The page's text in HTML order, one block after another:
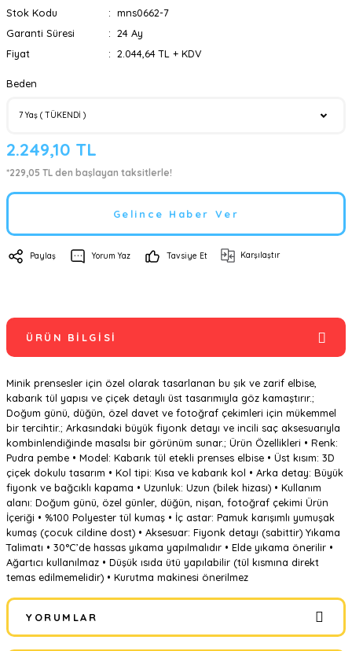
Stok Kodu
mns0662-7
Garanti Süresi
24 Ay
Fiyat
2.044,64 TL + KDV
Beden
2.249,10 TL
*229,05 TL den başlayan taksitlerle!
Gelince Haber Ver
Paylaş Yorum Yaz Tavsiye Et Karşılaştır
ÜRÜN BILGISI
Minik prensesler için özel olarak tasarlanan bu şık ve zarif elbise,
kabarık tül yapısı ve çiçek detaylı üst tasarımıyla göz kamaştırır.;
Doğum günü, düğün, özel davet ve fotoğraf çekimleri için mükemmel
bir tercihtir.; Arkasındaki büyük fiyonk detayı ve incili saç aksesuarıyla
kombinlendiğinde masalsı bir görünüm sunar.; Ürün Özellikleri • Renk:
Pudra pembe • Model: Kabarık tül etekli prenses elbise • Üst kısım: 3D
çiçek dokulu tasarım • Kol tipi: Kısa ve kabarık kol • Arka detay: Büyük
fiyonk ve bağcıklı kapama • Uzunluk: Uzun (bilek hizası) • Kullanım
alanı: Doğum günü, özel günler, düğün, nişan, fotoğraf çekimi Ürün
İçeriği • %100 Polyester tül kumaş • İç astar: Pamuk karışımlı yumuşak
kumaş (çocuk cildine dost) • Aksesuar: Fiyonk detayı (sabittir) Yıkama
Talimatı • 30°C’de hassas yıkama yapılmalıdır • Elde yıkama önerilir •
Ağartıcı kullanılmaz • Düşük ısıda ütü yapılabilir (tül kısmına direkt
temas edilmemelidir) • Kurutma makinesi önerilmez
YORUMLAR